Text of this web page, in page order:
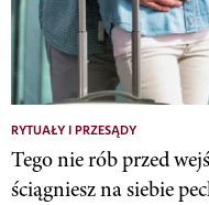
RYTUAŁY I PRZESĄDY
Tego nie rób przed
ściągniesz na siebie